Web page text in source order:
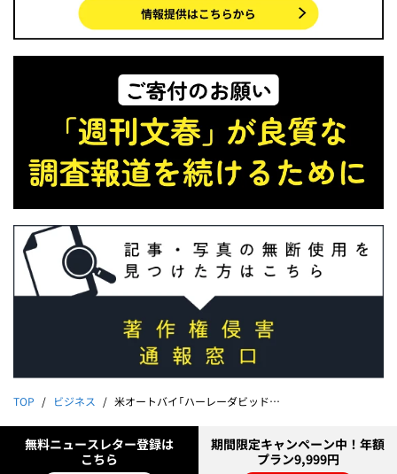
TOP ビジネス 米オートバイ「ハーレーダビッドソン」有名元ディーラーオーナーが実名・顔出しで告発する“4500万円返金トラブル”「返金に応じなければ訴訟も」
無料ニュースレター登録は
こちら
期間限定キャンペーン中！年額
プラン9,999円